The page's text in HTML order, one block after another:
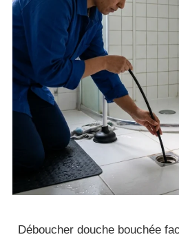
Déboucher douche bouchée